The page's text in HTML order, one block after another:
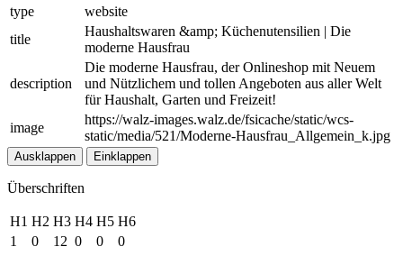
type
website
title
Haushaltswaren &amp; Küchenutensilien | Die
moderne Hausfrau
description
Die moderne Hausfrau, der Onlineshop mit Neuem
und Nützlichem und tollen Angeboten aus aller Welt
für Haushalt, Garten und Freizeit!
image
https://walz-images.walz.de/fsicache/static/wcs-
static/media/521/Moderne-Hausfrau_Allgemein_k.jpg
Ausklappen Einklappen
Überschriften
H1 H2 H3 H4 H5 H6
1
0 12 0 0 0